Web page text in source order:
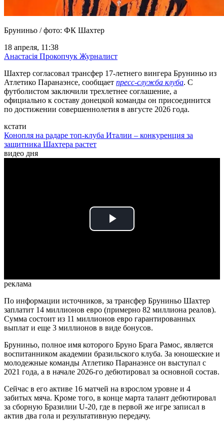
Бруниньо / фото: ФК Шахтер
18 апреля, 11:38
Анастасія Прокопчук Журналист
Шахтер согласовал трансфер 17-летнего вингера Бруниньо из
Атлетико Паранаэнсе, сообщает пресс-служба клуба. С
футболистом заключили трехлетнее соглашение, а
официально к составу донецкой команды он присоединится
по достижении совершеннолетия в августе 2026 года.
кстати
Конопля на радаре топ-клуба Италии – конкуренция за
защитника Шахтера растет
видео дня
Play
реклама
По информации источников, за трансфер Бруниньо Шахтер
заплатит 14 миллионов евро (примерно 82 миллиона реалов).
Сумма состоит из 11 миллионов евро гарантированных
выплат и еще 3 миллионов в виде бонусов.
Бруниньо, полное имя которого Бруно Брага Рамос, является
воспитанником академии бразильского клуба. За юношеские и
молодежные команды Атлетико Паранаэнсе он выступал с
2021 года, а в начале 2026-го дебютировал за основной состав.
Сейчас в его активе 16 матчей на взрослом уровне и 4
забитых мяча. Кроме того, в конце марта талант дебютировал
за сборную Бразилии U-20, где в первой же игре записал в
актив два гола и результативную передачу.